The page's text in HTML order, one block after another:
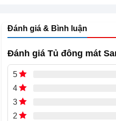
hiệu quả và nhanh chóng.
Đánh giá & Bình luận
Đánh giá Tủ đông mát
5
4
3
2